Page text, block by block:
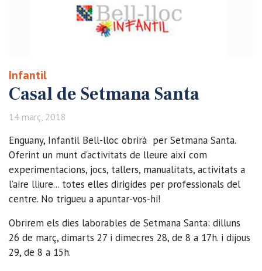
educatives
Bell-lloc
Infantil
Casal de Setmana Santa
14 març, 2018
Enguany, Infantil Bell-lloc obrirà per Setmana Santa.
Oferint un munt d’activitats de lleure així com
experimentacions, jocs, tallers, manualitats, activitats a
l’aire lliure... totes elles dirigides per professionals del
centre. No trigueu a apuntar-vos-hi!
Obrirem els dies laborables de Setmana Santa: dilluns
26 de març, dimarts 27 i dimecres 28, de 8 a 17h. i dijous
29, de 8 a 15h.